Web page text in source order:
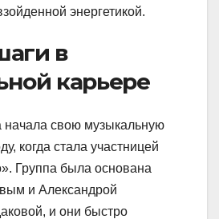
энергетикой.
в
карьере
начала свою музыкальную
когда стала участницей
Группа была основана
и Александрой
и они быстро